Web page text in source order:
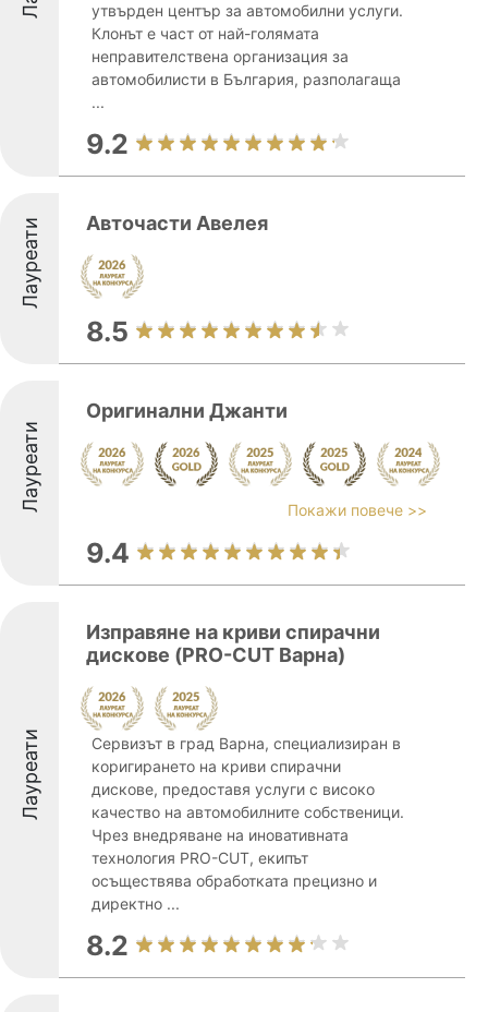
утвърден център за автомобилни услуги.
Клонът е част от най-голямата
неправителствена организация за
автомобилисти в България, разполагаща
...
9.2
Лауреати Авточасти Авелея
8.5
Лауреати
Оригинални Джанти
Покажи повече >>
9.4
Лауреати
Изправяне на криви спирачни
дискове (PRO-CUT Варна)
Сервизът в град Варна, специализиран в
коригирането на криви спирачни
дискове, предоставя услуги с високо
качество на автомобилните собственици.
Чрез внедряване на иновативната
технология PRO-CUT, екипът
осъществява обработката прецизно и
директно ...
8.2